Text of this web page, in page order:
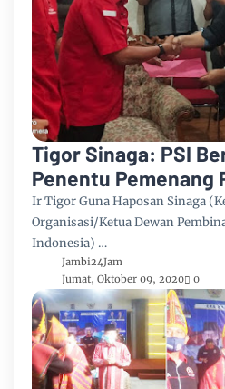
Tigor Sinaga: PSI
Penentu Pemenang
2020
Ir Tigor Guna Haposan Sinaga
Organisasi/Ketua Dewan
Indonesia) …
Jambi24Jam
Jumat, Oktober 09, 2020
0